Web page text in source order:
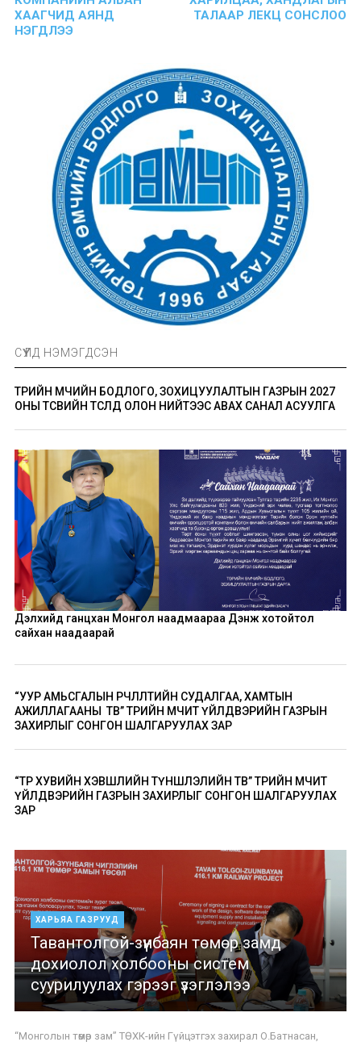
ХААГЧИД АЯНД
НЭГДЛЭЭ
ТАЛААР ЛЕКЦ СОНСЛОО
СҮҮЛД НЭМЭГДСЭН
ТӨРИЙН ӨМЧИЙН БОДЛОГО, ЗОХИЦУУЛАЛТЫН ГАЗРЫН 2027
ОНЫ ТӨСВИЙН ТӨСӨЛД ОЛОН НИЙТЭЭС АВАХ САНАЛ АСУУЛГА
Дэлхийд ганцхан Монгол наадмаараа Дэнж хотойтол
сайхан наадаарай
“УУР АМЬСГАЛЫН ӨӨРЧЛӨЛТИЙН СУДАЛГАА, ХАМТЫН
АЖИЛЛАГААНЫ ТӨВ” ТӨРИЙН ӨМЧИТ ҮЙЛДВЭРИЙН ГАЗРЫН
ЗАХИРЛЫГ СОНГОН ШАЛГАРУУЛАХ ЗАР
“ТӨР ХУВИЙН ХЭВШЛИЙН ТҮНШЛЭЛИЙН ТӨВ” ТӨРИЙН ӨМЧИТ
ҮЙЛДВЭРИЙН ГАЗРЫН ЗАХИРЛЫГ СОНГОН ШАЛГАРУУЛАХ
ЗАР
ХАРЬЯА ГАЗРУУД
Тавантолгой-зүүнбаян төмөр замд
дохиолол холбооны систем
суурилуулах гэрээг үзэглэлээ
“Монголын төмөр зам” ТӨХК-ийн Гүйцэтгэх захирал О.Батнасан,